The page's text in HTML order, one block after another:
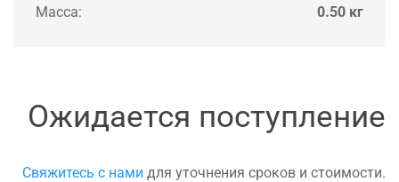
Масса: 0.50 кг
Ожидается поступление
Свяжитесь с нами для уточнения сроков и стоимости.